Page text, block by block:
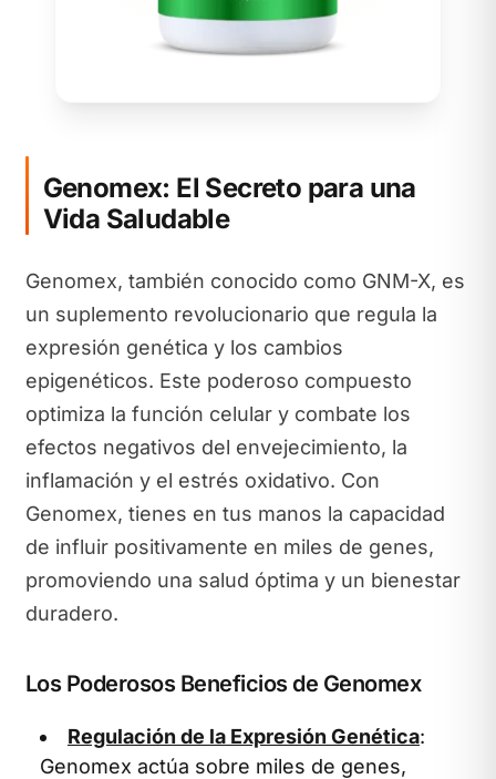
Genomex: El Secreto para una
Vida Saludable
Genomex, también conocido como GNM-X, es
un suplemento revolucionario que regula la
expresión genética y los cambios
epigenéticos. Este poderoso compuesto
optimiza la función celular y combate los
efectos negativos del envejecimiento, la
inflamación y el estrés oxidativo. Con
Genomex, tienes en tus manos la capacidad
de influir positivamente en miles de genes,
promoviendo una salud óptima y un bienestar
duradero.
Los Poderosos Beneficios de Genomex
Regulación de la Expresión Genética:
Genomex actúa sobre miles de genes,